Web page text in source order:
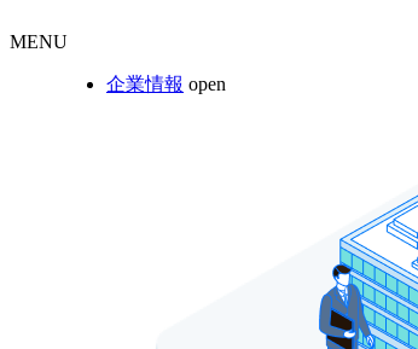
MENU
企業情報 open